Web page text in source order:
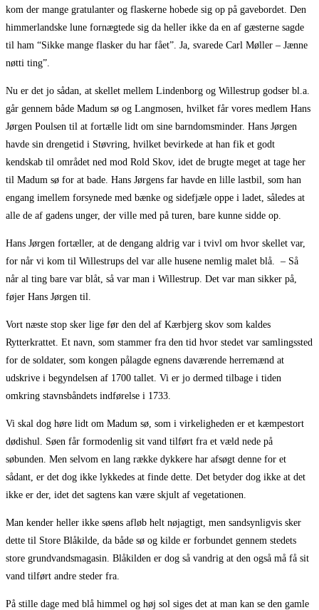
kom der mange gratulanter og flaskerne hobede sig op på gavebordet. Den
himmerlandske lune fornægtede sig da heller ikke da en af gæsterne sagde
til ham “Sikke mange flasker du har fået”. Ja, svarede Carl Møller – Jænne
nøtti ting”.
Nu er det jo sådan, at skellet mellem Lindenborg og Willestrup godser bl.a.
går gennem både Madum sø og Langmosen, hvilket får vores medlem Hans
Jørgen Poulsen til at fortælle lidt om sine barndomsminder. Hans Jørgen
havde sin drengetid i Støvring, hvilket bevirkede at han fik et godt
kendskab til området ned mod Rold Skov, idet de brugte meget at tage her
til Madum sø for at bade. Hans Jørgens far havde en lille lastbil, som han
engang imellem forsynede med bænke og sidefjæle oppe i ladet, således at
alle de af gadens unger, der ville med på turen, bare kunne sidde op.
Hans Jørgen fortæller, at de dengang aldrig var i tvivl om hvor skellet var,
for når vi kom til Willestrups del var alle husene nemlig malet blå. – Så
når al ting bare var blåt, så var man i Willestrup. Det var man sikker på,
føjer Hans Jørgen til.
Vort næste stop sker lige før den del af Kærbjerg skov som kaldes
Rytterkrattet. Et navn, som stammer fra den tid hvor stedet var samlingssted
for de soldater, som kongen pålagde egnens daværende herremænd at
udskrive i begyndelsen af 1700 tallet. Vi er jo dermed tilbage i tiden
omkring stavnsbåndets indførelse i 1733.
Vi skal dog høre lidt om Madum sø, som i virkeligheden er et kæmpestort
dødishul. Søen får formodenlig sit vand tilført fra et væld nede på
søbunden. Men selvom en lang række dykkere har afsøgt denne for et
sådant, er det dog ikke lykkedes at finde dette. Det betyder dog ikke at det
ikke er der, idet det sagtens kan være skjult af vegetationen.
Man kender heller ikke søens afløb helt nøjagtigt, men sandsynligvis sker
dette til Store Blåkilde, da både sø og kilde er forbundet gennem stedets
store grundvandsmagasin. Blåkilden er dog så vandrig at den også må få sit
vand tilført andre steder fra.
På stille dage med blå himmel og høj sol siges det at man kan se den gamle